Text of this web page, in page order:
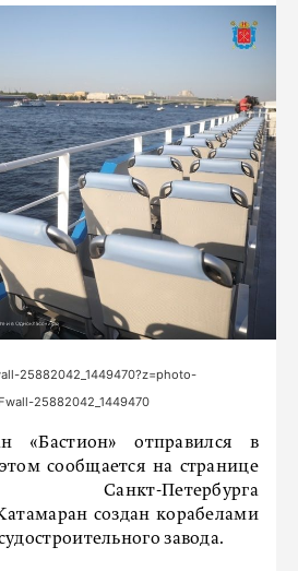
25882042_1449470?z=photo-
25882042_1449470
«Бастион» отправился в
сообщается на странице
Санкт-Петербурга
создан корабелами
завода.